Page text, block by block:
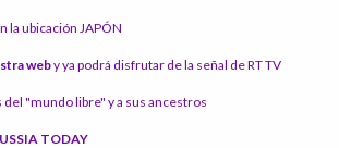
la ubicación JAPÓN
weby ya podrá disfrutar de la señal de RT TV
del "mundo libre" y a sus ancestros
TODAY